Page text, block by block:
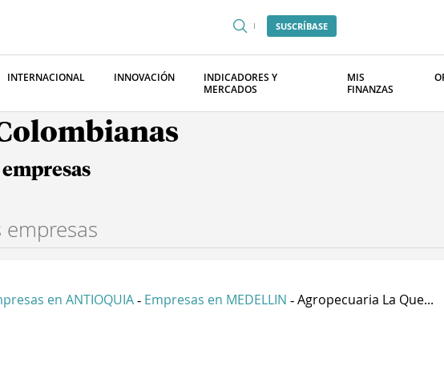
SUSCRÍBASE
INTERNACIONAL INNOVACIÓN
INDICADORES Y
MERCADOS
MIS
FINANZAS
en ANTIOQUIA - Empresas en MEDELLIN - Agropecuaria La Que...